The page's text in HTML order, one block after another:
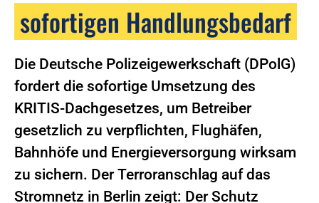
sofortigen Handlungsbedarf
Die Deutsche Polizeigewerkschaft (DPolG)
fordert die sofortige Umsetzung des
KRITIS-Dachgesetzes, um Betreiber
gesetzlich zu verpflichten, Flughäfen,
Bahnhöfe und Energieversorgung wirksam
zu sichern. Der Terroranschlag auf das
Stromnetz in Berlin zeigt: Der Schutz